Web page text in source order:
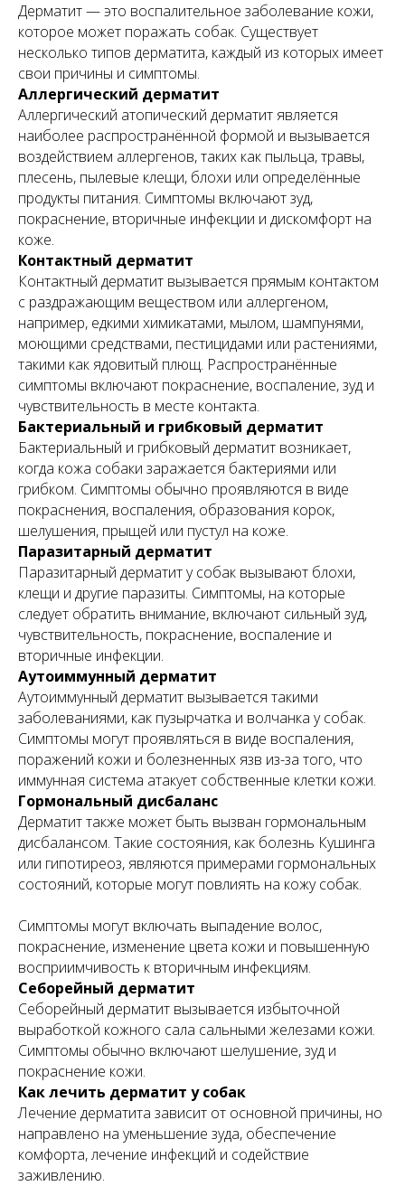
Дерматит — это воспалительное заболевание кожи,
которое может поражать собак. Существует
несколько типов дерматита, каждый из которых имеет
свои причины и симптомы.
Аллергический дерматит
Аллергический атопический дерматит является
наиболее распространённой формой и вызывается
воздействием аллергенов, таких как пыльца, травы,
плесень, пылевые клещи, блохи или определённые
продукты питания. Симптомы включают зуд,
покраснение, вторичные инфекции и дискомфорт на
коже.
Контактный дерматит
Контактный дерматит вызывается прямым контактом
с раздражающим веществом или аллергеном,
например, едкими химикатами, мылом, шампунями,
моющими средствами, пестицидами или растениями,
такими как ядовитый плющ. Распространённые
симптомы включают покраснение, воспаление, зуд и
чувствительность в месте контакта.
Бактериальный и грибковый дерматит
Бактериальный и грибковый дерматит возникает,
когда кожа собаки заражается бактериями или
грибком. Симптомы обычно проявляются в виде
покраснения, воспаления, образования корок,
шелушения, прыщей или пустул на коже.
Паразитарный дерматит
Паразитарный дерматит у собак вызывают блохи,
клещи и другие паразиты. Симптомы, на которые
следует обратить внимание, включают сильный зуд,
чувствительность, покраснение, воспаление и
вторичные инфекции.
Аутоиммунный дерматит
Аутоиммунный дерматит вызывается такими
заболеваниями, как пузырчатка и волчанка у собак.
Симптомы могут проявляться в виде воспаления,
поражений кожи и болезненных язв из-за того, что
иммунная система атакует собственные клетки кожи.
Гормональный дисбаланс
Дерматит также может быть вызван гормональным
дисбалансом. Такие состояния, как болезнь Кушинга
или гипотиреоз, являются примерами гормональных
состояний, которые могут повлиять на кожу собак.
Симптомы могут включать выпадение волос,
покраснение, изменение цвета кожи и повышенную
восприимчивость к вторичным инфекциям.
Себорейный дерматит
Себорейный дерматит вызывается избыточной
выработкой кожного сала сальными железами кожи.
Симптомы обычно включают шелушение, зуд и
покраснение кожи.
Как лечить дерматит у собак
Лечение дерматита зависит от основной причины, но
направлено на уменьшение зуда, обеспечение
комфорта, лечение инфекций и содействие
заживлению.